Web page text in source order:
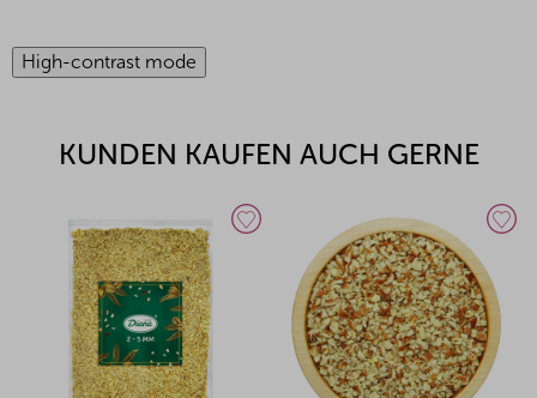
High-contrast mode
KUNDEN KAUFEN AUCH GERNE